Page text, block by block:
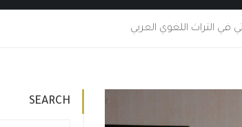
في التراث اللغوي العربي
SEARCH